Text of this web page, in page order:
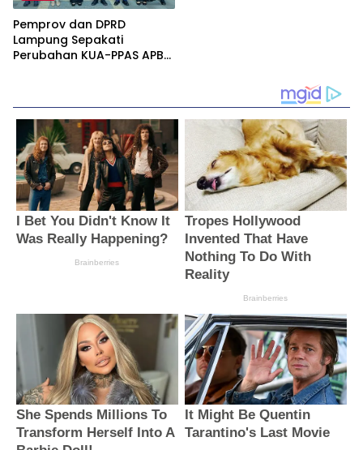
Pemprov dan DPRD
Lampung Sepakati
Perubahan KUA-PPAS APBD